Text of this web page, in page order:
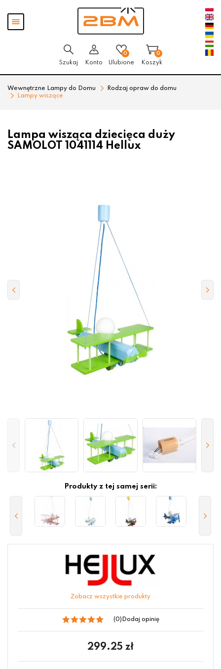
Pokaż
menu
Szukaj Konto
0
Ulubione
0
Koszyk
Wewnętrzne Lampy do Domu
Rodzaj opraw do domu
Lampy wiszące
Lampa wisząca dziecięca duży
SAMOLOT 1041114 Hellux
Produkty z tej samej serii:
Zobacz wszystkie produkty
(0) Dodaj opinię
299.25 zł